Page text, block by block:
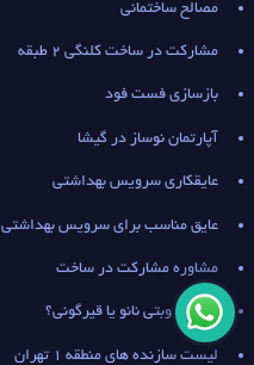
مصالح ساختمانی
مشارکت در ساخت کلنگی 2 طبقه
بازسازی فست فود
آپارتمان نوساز در گیشا
عایقکاری سرویس بهداشتی
عایق مناسب برای سرویس بهداشتی
مشاوره مشارکت در ساخت
عایق رطوبتی نانو یا قیرگونی؟
لیست سازنده های منطقه 1 تهران